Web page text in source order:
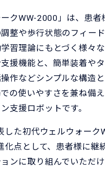
ークWW-2000」は、患者
整や歩行状態のフィー
習理論にもとづく様々
援機能と、簡単装着や
作などシンプルな構造
の使いやすさを兼ね備
支援ロボットです。
した初代ウェルウォーク
化点として、患者様に継
ンに取り組んでいただ